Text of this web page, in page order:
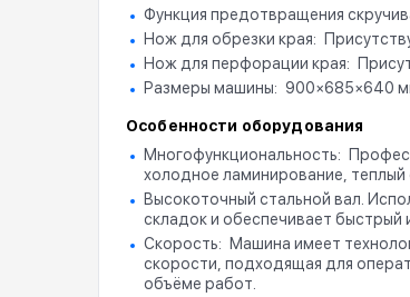
Функция предотвращения
Нож для обрезки края
Нож для перфорации края
Размеры машины
900×685×640
Особенности оборудования
Многофункциональность
холодное ламинирование,
Высокоточный стальной вал.
складок и обеспечивает
Скорость
Машина имеет
скорости, подходящая для
объёме работ.